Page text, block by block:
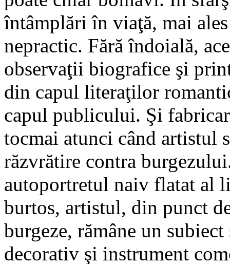
întâmplări în viaţă, mai
nepractic. Fără îndoială,
observaţii biografice şi
din capul literaţilor
capul publicului. Şi
tocmai atunci când artistul
răzvrătire contra
autoportretul naiv flatat al
burtos, artistul, din punct
burgeze, rămâne un
decorativ şi instrument